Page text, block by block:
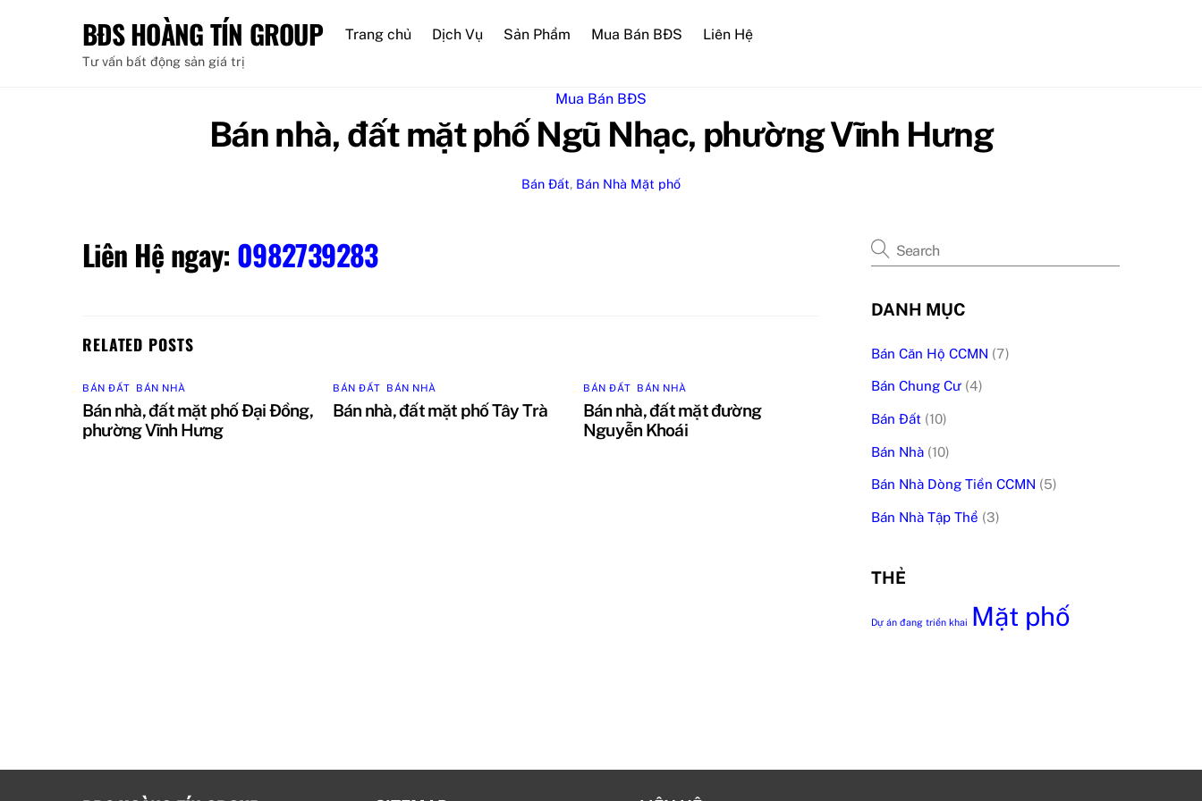
BĐS HOÀNG TÍN GROUP
Tư vấn bất động sản giá trị
Trang chủ Dịch Vụ Sản Phẩm Mua Bán BĐS Liên Hệ
Mua Bán BĐS
Bán nhà, đất mặt phố Ngũ Nhạc, phường Vĩnh Hưng
Bán Đất, Bán Nhà Mặt phố
Liên Hệ ngay: 0982739283
RELATED POSTS
BÁN ĐẤT, BÁN NHÀ
Bán nhà, đất mặt phố Đại Đồng,
phường Vĩnh Hưng
BÁN ĐẤT, BÁN NHÀ
Bán nhà, đất mặt phố Tây Trà
BÁN ĐẤT, BÁN NHÀ
Bán nhà, đất mặt đường
Nguyễn Khoái
DANH MỤC
Bán Căn Hộ CCMN (7)
Bán Chung Cư(4)
Bán Đất(10)
Bán Nhà(10)
Bán Nhà Dòng Tiền CCMN (5)
Bán Nhà Tập Thể (3)
THẺ
Dự án đang triển khai Mặt phố